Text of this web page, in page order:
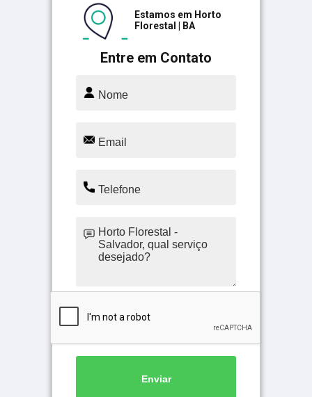
Entre em Contato
Estamos em Horto
Florestal | BA
Enviar